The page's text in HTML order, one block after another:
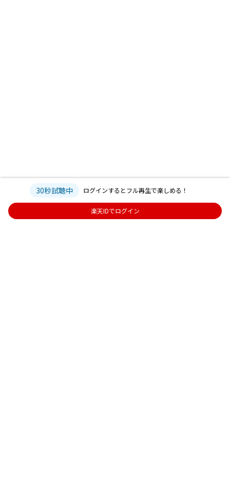
30秒試聴中 ログインするとフル再生で楽しめる！
楽天IDでログイン